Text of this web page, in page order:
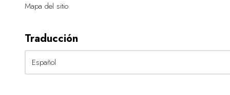
Mapa del sitio
Traducción